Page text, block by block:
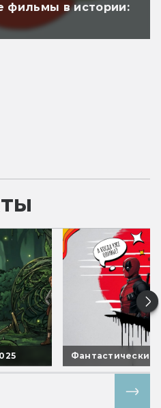
фильмы в истории:
Фантастические